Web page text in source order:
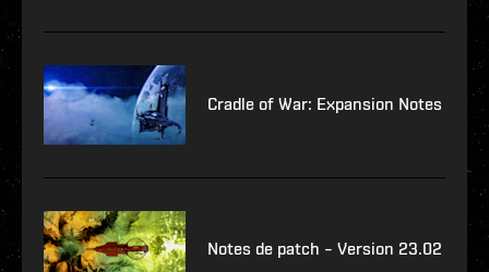
Cradle of War: Expansion Notes
Notes de patch – Version 23.02